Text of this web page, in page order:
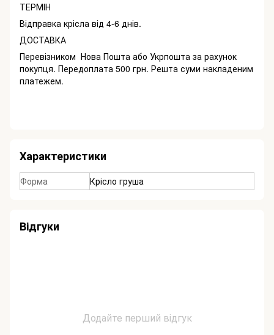
ТЕРМІН
Відправка крісла від 4-6 днів.
ДОСТАВКА
Перевізником Нова Пошта або Укрпошта за рахунок
покупця. Передоплата 500 грн. Решта суми накладеним
платежем.
Характеристики
Форма Крісло груша
Відгуки
Додайте перший відгук